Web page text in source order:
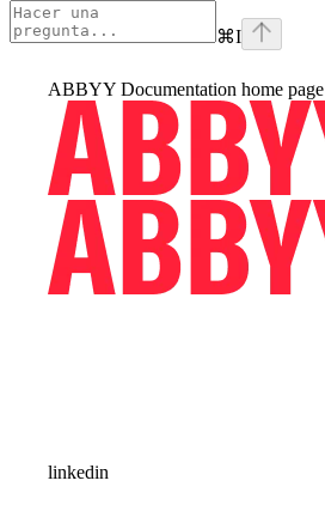
⌘I
ABBYY Documentation home page
linkedin